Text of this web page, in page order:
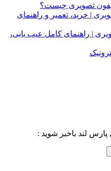
تصویری چیست؟
| خرید، تعمیر و راهنمای
| راهنمای کامل عیب یابی،
لند باخبر شوید :